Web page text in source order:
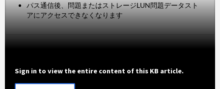
パス通信後、問題またはストレージLUN問題データスト
アにアクセスできなくなります
Sign in to view the entire content of this KB article.